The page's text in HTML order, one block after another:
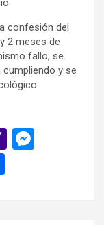
confesión del
2 meses de
fallo, se
y se
Y
o
n
m